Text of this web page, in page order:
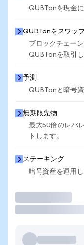
QUBTonを現金に
QUBTonをスワップ
ブロックチェー
QUBTonを取引し
予測
QUBTonと暗号
無期限先物
最大50倍のレバ
トします。
ステーキング
暗号資産を運用